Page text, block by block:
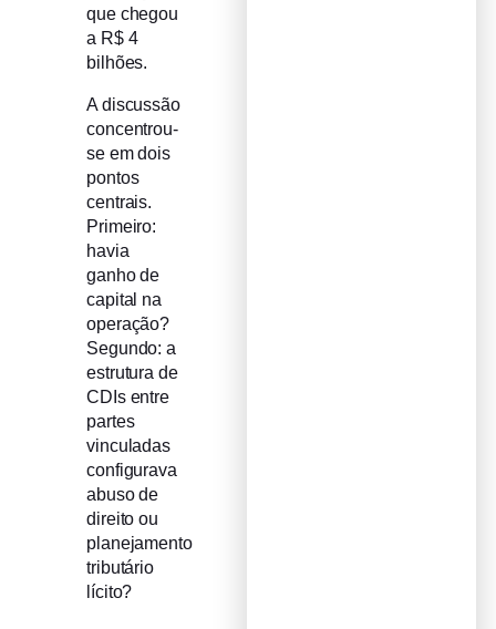
que chegou
a R$ 4
bilhões.
A discussão
concentrou-
se em dois
pontos
centrais.
Primeiro:
havia
ganho de
capital na
operação?
Segundo: a
estrutura de
CDIs entre
partes
vinculadas
configurava
abuso de
direito ou
planejamento
tributário
lícito?